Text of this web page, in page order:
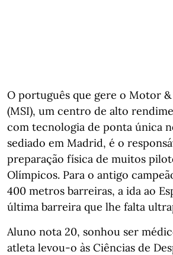
O português que gere o Motor
(MSI), um centro de alto
com tecnologia de ponta única
sediado em Madrid, é o
preparação física de muitos
Olímpicos. Para o antigo
400 metros barreiras, a ida ao
última barreira que lhe falta
Aluno nota 20, sonhou ser
atleta levou-o às Ciências de